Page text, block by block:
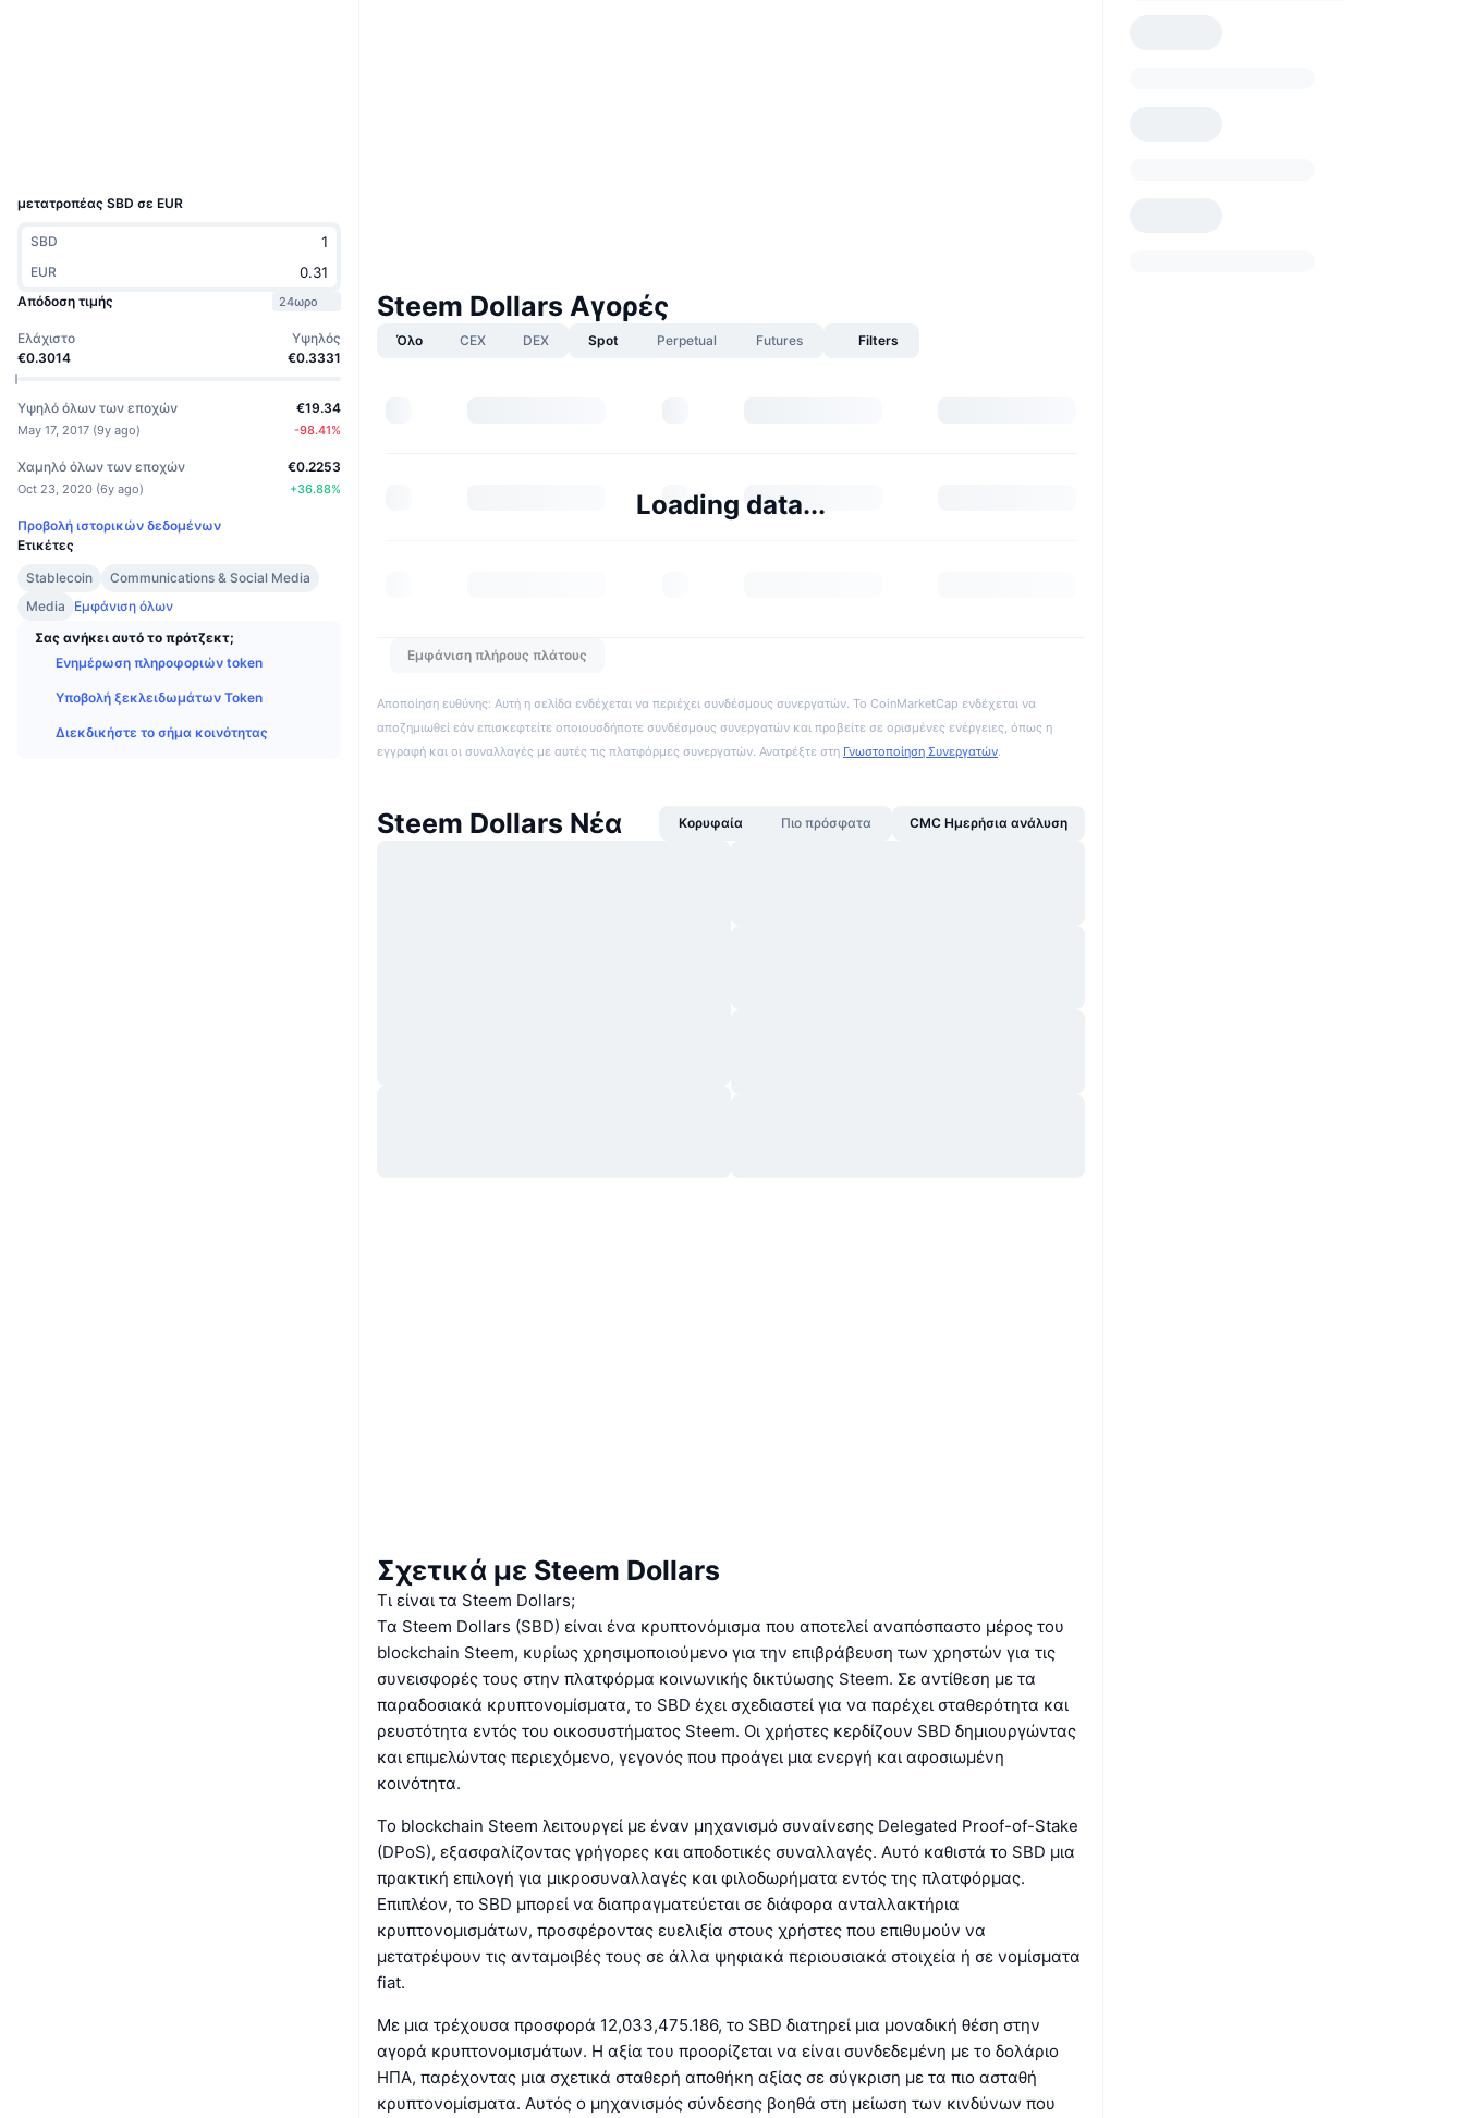
μετατροπέας SBD σε EUR
SBD
EUR
Απόδοση τιμής
24ωρο
Ελάχιστο
€0.3014
Υψηλός
€0.3331
Υψηλό όλων των εποχών
May 17, 2017 (9y ago)
€19.34
-98.41%
Χαμηλό όλων των εποχών
Oct 23, 2020 (6y ago)
€0.2253
+36.88%
Προβολή ιστορικών δεδομένων
Ετικέτες
Stablecoin
Communications & Social Media
Media
Εμφάνιση όλων
Σας ανήκει αυτό το πρότζεκτ;
Ενημέρωση πληροφοριών token
Υποβολή ξεκλειδωμάτων Token
Διεκδικήστε το σήμα κοινότητας
Steem Dollars Αγορές
Όλο CEX DEX Spot Perpetual Futures Filters
Loading data...
Εμφάνιση πλήρους πλάτους
Αποποίηση ευθύνης: Αυτή η σελίδα ενδέχεται να περιέχει συνδέσμους συνεργατών. Το CoinMarketCap ενδέχεται να
αποζημιωθεί εάν επισκεφτείτε οποιουσδήποτε συνδέσμους συνεργατών και προβείτε σε ορισμένες ενέργειες, όπως η
εγγραφή και οι συναλλαγές με αυτές τις πλατφόρμες συνεργατών. Ανατρέξτε στη Γνωστοποίηση Συνεργατών.
Steem Dollars Νέα Κορυφαία Πιο πρόσφατα CMC Ημερήσια ανάλυση
Σχετικά με Steem Dollars
Τι είναι τα Steem Dollars;
Τα Steem Dollars (SBD) είναι ένα κρυπτονόμισμα που αποτελεί αναπόσπαστο μέρος του
blockchain Steem, κυρίως χρησιμοποιούμενο για την επιβράβευση των χρηστών για τις
συνεισφορές τους στην πλατφόρμα κοινωνικής δικτύωσης Steem. Σε αντίθεση με τα
παραδοσιακά κρυπτονομίσματα, το SBD έχει σχεδιαστεί για να παρέχει σταθερότητα και
ρευστότητα εντός του οικοσυστήματος Steem. Οι χρήστες κερδίζουν SBD δημιουργώντας
και επιμελώντας περιεχόμενο, γεγονός που προάγει μια ενεργή και αφοσιωμένη
κοινότητα.
Το blockchain Steem λειτουργεί με έναν μηχανισμό συναίνεσης Delegated Proof-of-Stake
(DPoS), εξασφαλίζοντας γρήγορες και αποδοτικές συναλλαγές. Αυτό καθιστά το SBD μια
πρακτική επιλογή για μικροσυναλλαγές και φιλοδωρήματα εντός της πλατφόρμας.
Επιπλέον, το SBD μπορεί να διαπραγματεύεται σε διάφορα ανταλλακτήρια
κρυπτονομισμάτων, προσφέροντας ευελιξία στους χρήστες που επιθυμούν να
μετατρέψουν τις ανταμοιβές τους σε άλλα ψηφιακά περιουσιακά στοιχεία ή σε νομίσματα
fiat.
Με μια τρέχουσα προσφορά 12,033,475.186, το SBD διατηρεί μια μοναδική θέση στην
αγορά κρυπτονομισμάτων. Η αξία του προορίζεται να είναι συνδεδεμένη με το δολάριο
ΗΠΑ, παρέχοντας μια σχετικά σταθερή αποθήκη αξίας σε σύγκριση με τα πιο ασταθή
κρυπτονομίσματα. Αυτός ο μηχανισμός σύνδεσης βοηθά στη μείωση των κινδύνων που